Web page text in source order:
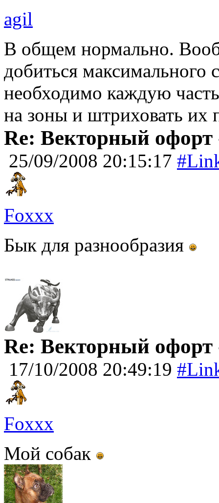
agil
В общем нормально.
добиться максимального
необходимо каждую
на зоны и штриховать их
Re: Векторный офорт
25/09/2008 20:15:17
Foxxx
Бык для разнообразия
Re: Векторный офорт
17/10/2008 20:49:19
Foxxx
Мой собак